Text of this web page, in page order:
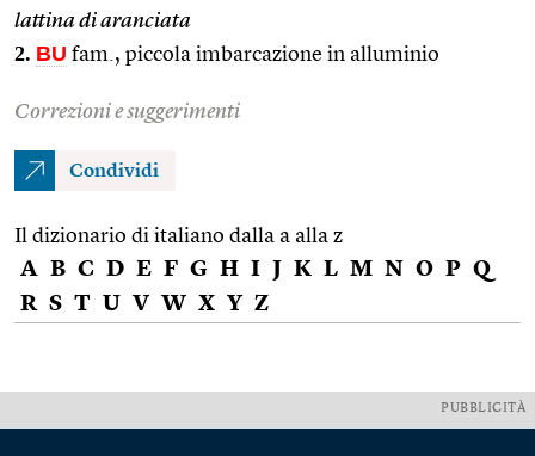
lattina di aranciata
2. BU fam., piccola imbarcazione in alluminio
Correzioni e suggerimenti
Condividi
Il dizionario di italiano dalla a alla z
A B C D E F G H I J K L M N O P Q
R S T U V W X Y Z
PUBBLICITÀ